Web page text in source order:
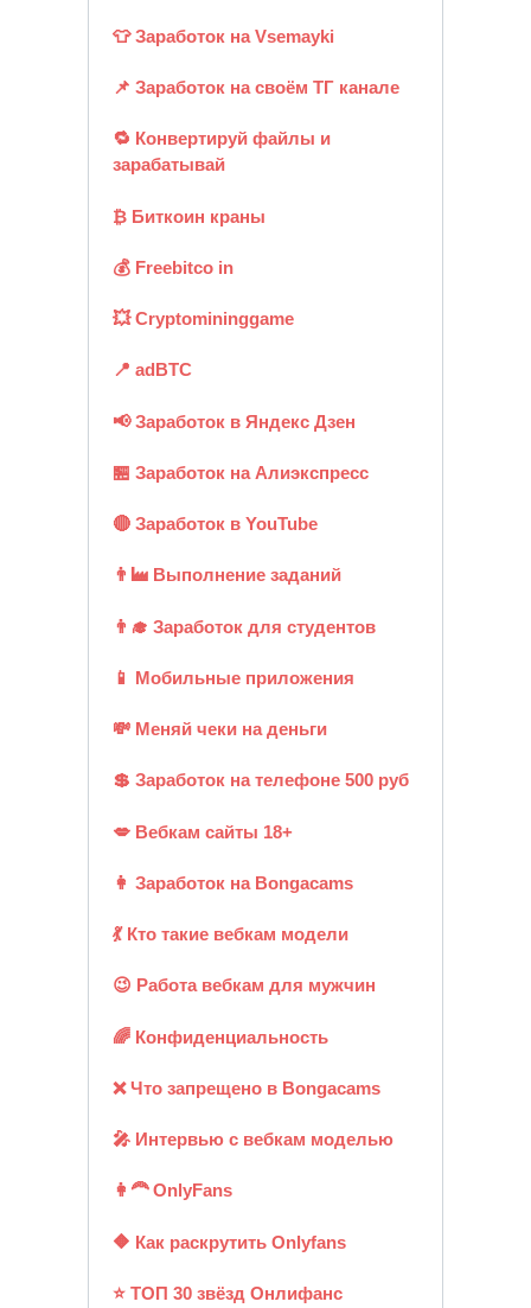
👕 Заработок на Vsemayki
📌 Заработок на своём ТГ канале
🔁 Конвертируй файлы и
зарабатывай
₿ Биткоин краны
💰 Freebitco in
💥 Cryptomininggame
📍 adBTC
📢 Заработок в Яндекс Дзен
🏪 Заработок на Алиэкспресс
🔴 Заработок в YouTube
👨‍🏭 Выполнение заданий
👨‍🎓 Заработок для студентов
📱 Мобильные приложения
💸 Меняй чеки на деньги
💲 Заработок на телефоне 500 руб
💋 Вебкам сайты 18+
👩 Заработок на Bongacams
💃 Кто такие вебкам модели
😉 Работа вебкам для мужчин
🌈 Конфиденциальность
❌ Что запрещено в Bongacams
🎤 Интервью с вебкам моделью
👩‍🦰 OnlyFans
🔶 Как раскрутить Onlyfans
⭐ ТОП 30 звёзд Онлифанс